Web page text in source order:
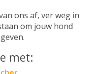
ons af, ver weg in
om jouw hond
met: